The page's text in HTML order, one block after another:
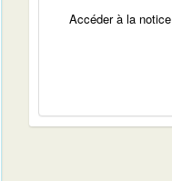
Accéder à la notice